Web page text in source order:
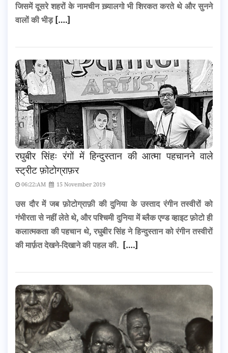
जिसमें दूसरे शहरों के नामचीन ख़्यालगो भी शिरकत करते थे और सुनने
वालों की भीड़[….]
रघुबीर सिंहः रंगों में हिन्दुस्तान की आत्मा पहचानने वाले
स्ट्रीट फ़ोटोग्राफ़र
06:22:AM 15 November 2019
उस दौर में जब फ़ोटोग्राफ़ी की दुनिया के उस्ताद रंगीन तस्वीरों को
गंभीरता से नहीं लेते थे, और पश्चिमी दुनिया में ब्लैक एण्ड व्हाइट फ़ोटो ही
कलात्मकता की पहचान थे, रघुबीर सिंह ने हिन्दुस्तान को रंगीन तस्वीरों
की मार्फ़त देखने-दिखाने की पहल की. [….]